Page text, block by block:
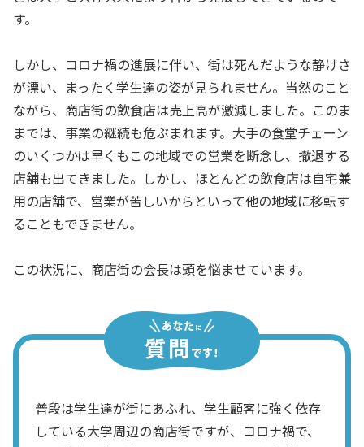
す。
しかし、コロナ禍の進展に伴い、街は死んだような静けさ
が漂い、まったく学生達の姿が見られません。当然のこと
ながら、商店街の飲食店は売上高が激減しました。このま
までは、事業の継続も危ぶまれます。大手の食堂チェーン
のいくつかは早くもこの地域での営業を断念し、撤退する
店舗も出てきました。しかし、ほとんどの飲食店は自宅兼
用の店舗で、営業が苦しいからといって他の地域に移転す
ることもできません。
この状況に、商店街の会長は頭を悩ませています。
普段は学生達が街にあふれ、学生顧客に強く依存
している大学周辺の商店街ですが、コロナ禍で、